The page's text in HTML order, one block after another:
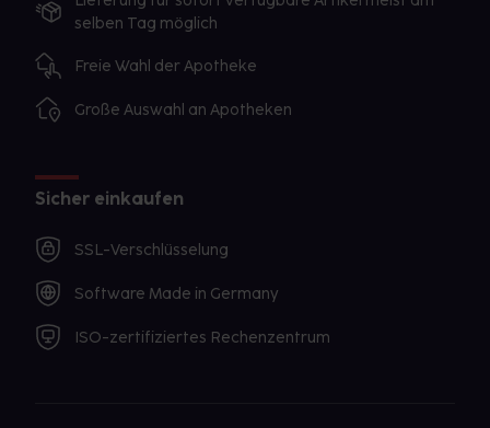
selben Tag möglich
Freie Wahl der Apotheke
Große Auswahl an Apotheken
Sicher einkaufen
SSL-Verschlüsselung
Software Made in Germany
ISO-zertifiziertes Rechenzentrum